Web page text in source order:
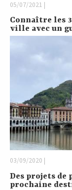
05/07/2021 |
Connaître les
ville avec un
03/09/2020 |
Des projets de
prochaine